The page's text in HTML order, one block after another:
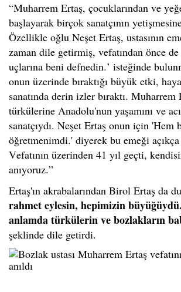
“Muharrem Ertaş, çocuklarından ve
başlayarak birçok sanatçının
Özellikle oğlu Neşet Ertaş, ustasının
zaman dile getirmiş, vefatından önce de
uçlarına beni defnedin.’ isteğinde
onun üzerinde bıraktığı büyük etki,
sanatında derin izler bıraktı. Muharrem
türkülerine Anadolu'nun yaşamını ve
sanatçıydı. Neşet Ertaş onun için 'Hem
öğretmenimdi.' diyerek bu emeği
Vefatının üzerinden 41 yıl geçti,
anıyoruz.”
Ertaş'ın akrabalarından Birol Ertaş da
rahmet eylesin, hepimizin
anlamda türkülerin ve bozlakların
şeklinde dile getirdi.